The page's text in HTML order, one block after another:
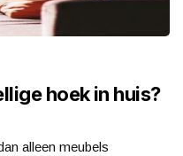
hoek in huis?
alleen meubels